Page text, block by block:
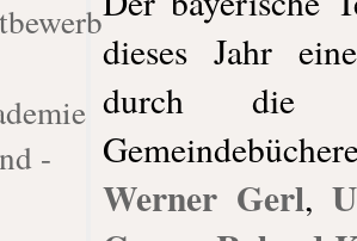
-
dieses Jahr
durch die
Werner Gerl,